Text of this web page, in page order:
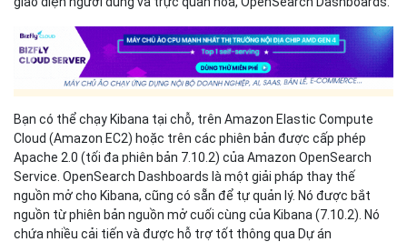
Bạn có thể chạy Kibana tại chỗ, trên Amazon Elastic Compute
Cloud (Amazon EC2) hoặc trên các phiên bản được cấp phép
Apache 2.0 (tối đa phiên bản 7.10.2) của Amazon OpenSearch
Service. OpenSearch Dashboards là một giải pháp thay thế
nguồn mở cho Kibana, cũng có sẵn để tự quản lý. Nó được bắt
nguồn từ phiên bản nguồn mở cuối cùng của Kibana (7.10.2). Nó
chứa nhiều cải tiến và được hỗ trợ tốt thông qua Dự án